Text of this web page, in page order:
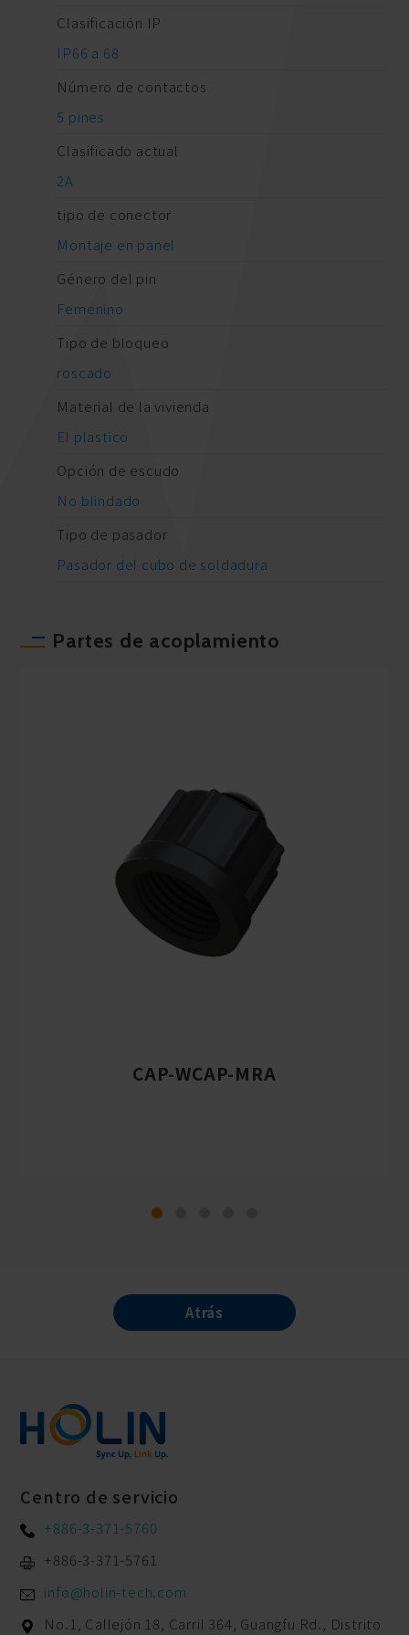
Clasificación IP
IP66 a 68
Número de contactos
5 pines
Clasificado actual
2A
tipo de conector
Montaje en panel
Género del pin
Femenino
Tipo de bloqueo
roscado
Material de la vivienda
El plastico
Opción de escudo
No blindado
Tipo de pasador
Pasador del cubo de soldadura
Partes de acoplamiento
CAP-WCAP-MRA
Atrás
Centro de servicio
+886-3-371-5760
+886-3-371-5761
info@holin-tech.com
No.1, Callejón 18, Carril 364, Guangfu Rd.,
Distrito